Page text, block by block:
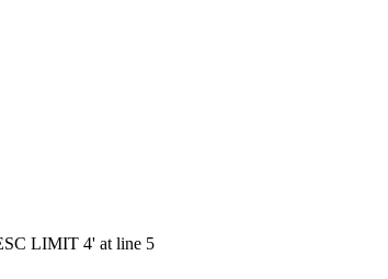
LIMIT 4' at line 5